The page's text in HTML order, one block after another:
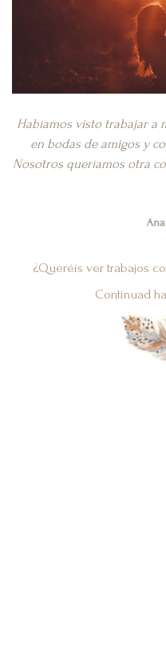
Habíamos visto trabajar a
en bodas de amigos y
Nosotros queríamos otra
¿Queréis ver trabajos
Continuad